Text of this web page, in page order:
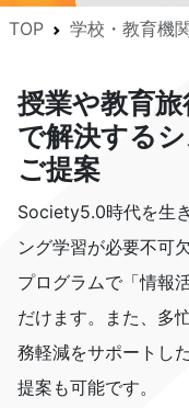
TOP 学校・教育機
授業や教育
で解決する
ご提案
Society5.0時代を生
ング学習が必要不可
プログラムで「情報
だけます。また、多
務軽減をサポートし
提案も可能です。